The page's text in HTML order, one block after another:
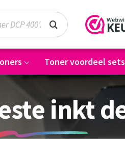
Toner voordeel sets
inkt